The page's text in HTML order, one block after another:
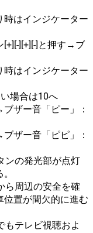
はインジケーター
][+][-]と押す→ブ
はインジケーター
場合は10へ
ザー音「ピー」：
ザー音「ピピ」：
ンの発光部が点灯
ら周辺の安全を確
置が間欠的に進む
もテレビ視聴およ